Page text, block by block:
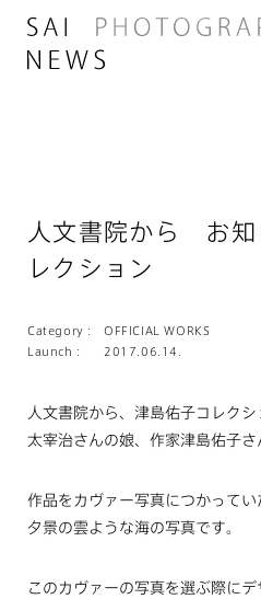
人文書院から お
レクション
Category :
OFFICIAL WORKS
Launch :
2017.06.14.
人文書院から、津島佑子コレクシ
太宰治さんの娘、作家津島佑子さ
作品をカヴァー写真につかってい
夕景の雲ような海の写真です。
このカヴァーの写真を選ぶ際に